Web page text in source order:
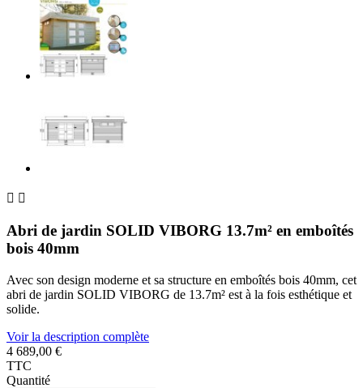
 
Abri de jardin SOLID VIBORG 13.7m² en emboîtés
bois 40mm
Avec son design moderne et sa structure en emboîtés bois 40mm, cet
abri de jardin SOLID VIBORG de 13.7m² est à la fois esthétique et
solide.
Voir la description complète
4 689,00 €
TTC
Quantité